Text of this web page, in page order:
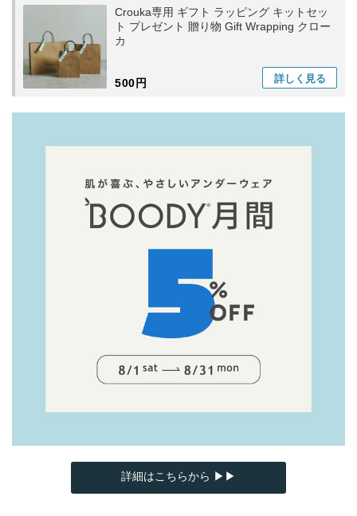
Crouka専用 ギフト ラッピング キットセッ
ト プレゼント 贈り物 Gift Wrapping クロー
カ
500円 詳しく 見る
詳細はこちらから ▶▶